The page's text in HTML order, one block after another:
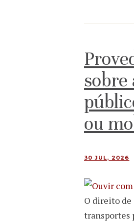
sobre
ou
30 JUL, 2026
O direito de
transportes